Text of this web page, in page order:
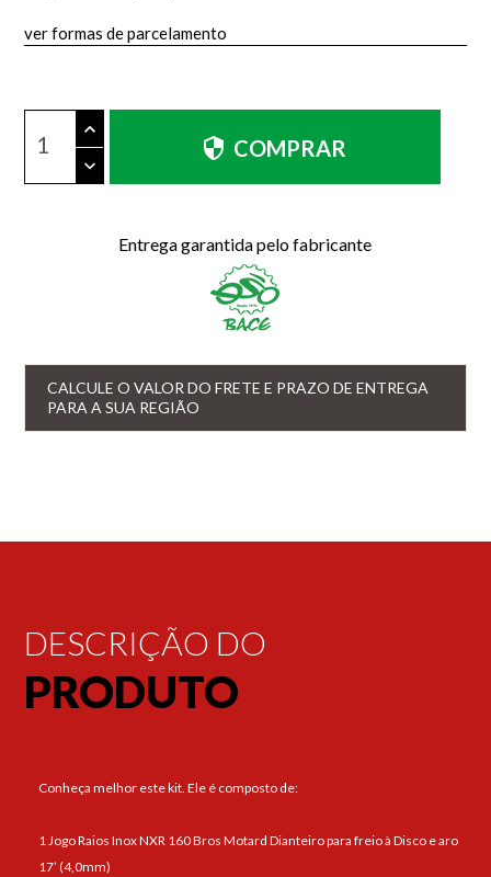
ver formas de parcelamento
COMPRAR
Entrega garantida pelo fabricante
CALCULE O VALOR DO FRETE E PRAZO DE ENTREGA
PARA A SUA REGIÃO
DESCRIÇÃO DO
PRODUTO
Conheça melhor este kit. Ele é composto de:
1 Jogo Raios Inox NXR 160 Bros Motard Dianteiro para freio à Disco e aro
17’ (4,0mm)